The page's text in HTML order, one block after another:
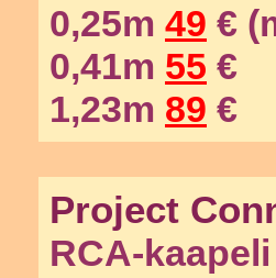
0,25m 49 €
0,41m 55 €
1,23m 89 €
Project
RCA-kaapeli